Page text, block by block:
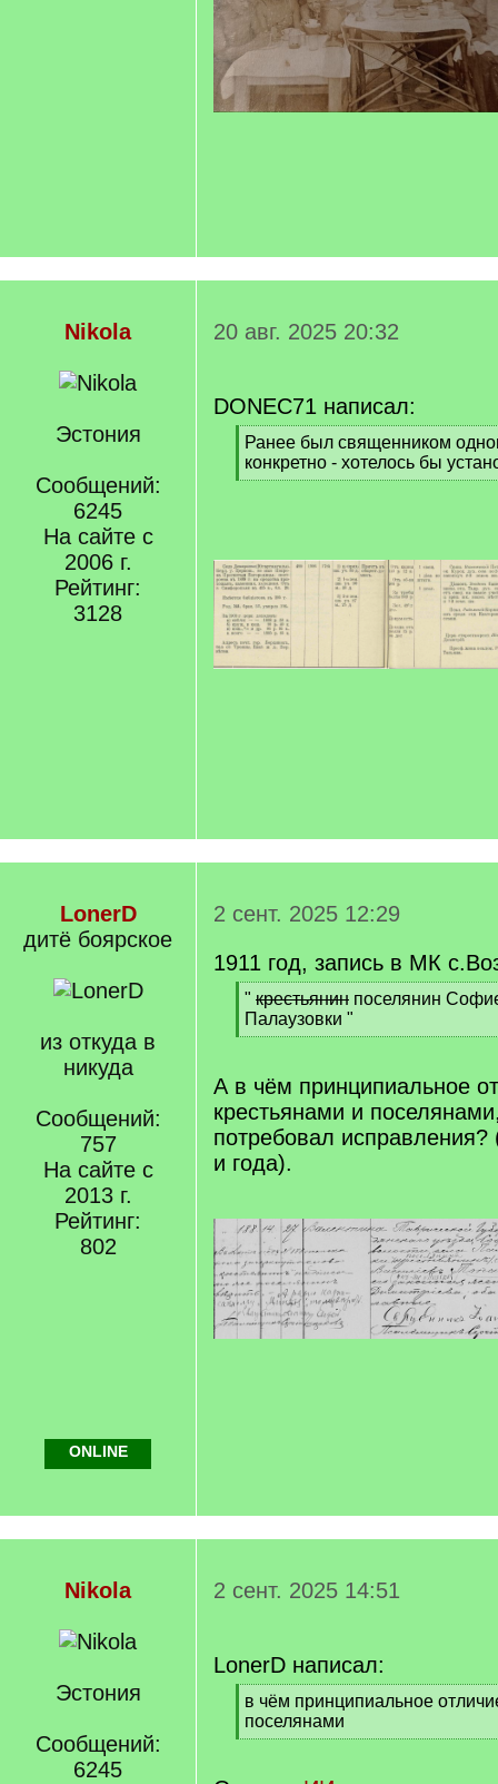
Nikola
Эстония
Сообщений:
6245
На сайте с
2006 г.
Рейтинг:
3128
20 авг. 2025 20:32
DONEC71 написал:
[
q
]
Ранее был священником
конкретно - хотелось бы
[
LonerD
дитё боярское
из откуда в
никуда
Сообщений:
757
На сайте с
2013 г.
Рейтинг:
802
2 сент. 2025 12:29
1911 год, запись в МК
[
q
]
" крестьянин поселянин
Палаузовки "
[
]
А в чём принципиальное
крестьянами и
потребовал исправления?
и года).
ONLINE
Nikola
Эстония
Сообщений:
6245
2 сент. 2025 14:51
LonerD написал:
[
q
]
в чём принципиальное
поселянами
[